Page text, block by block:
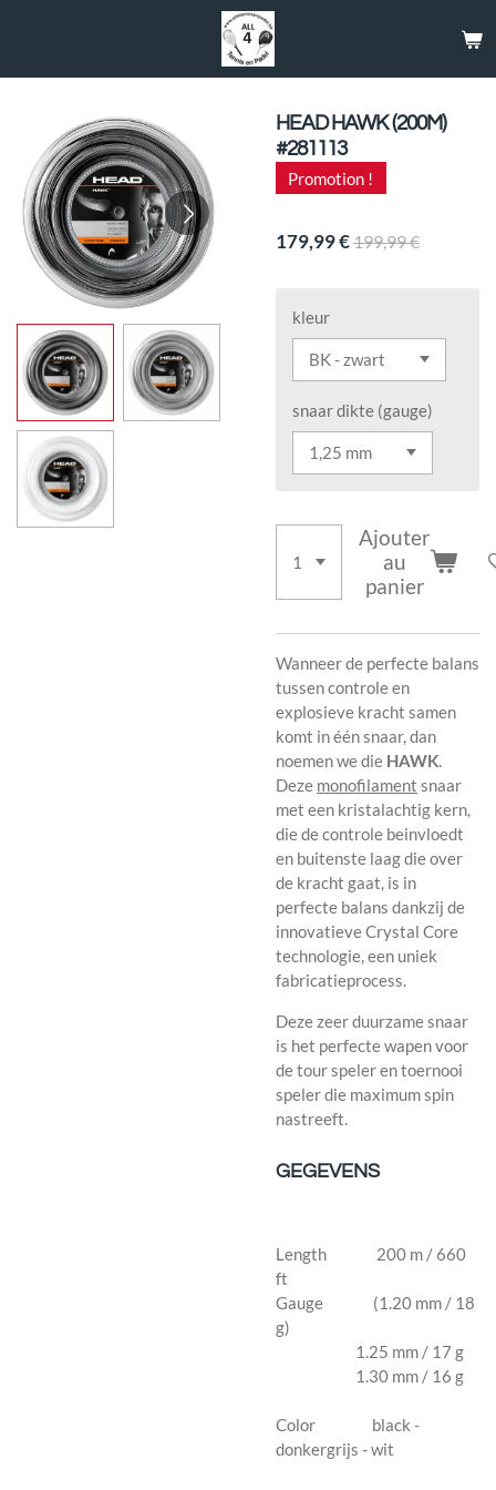
HEAD HAWK (200M)
#281113
Promotion !
179,99 €199,99 €
kleur
snaar dikte (gauge)
Ajouter
au
panier
Wanneer de perfecte balans
tussen controle en
explosieve kracht samen
komt in één snaar, dan
noemen we die HAWK.
Deze monofilament snaar
met een kristalachtig kern,
die de controle beinvloedt
en buitenste laag die over
de kracht gaat, is in
perfecte balans dankzij de
innovatieve Crystal Core
technologie, een uniek
fabricatieprocess.
Deze zeer duurzame snaar
is het perfecte wapen voor
de tour speler en toernooi
speler die maximum spin
nastreeft.
GEGEVENS
Length 200 m / 660
ft
Gauge (1.20 mm / 18
g)
1.25 mm / 17 g
1.30 mm / 16 g
Color black -
donkergrijs - wit